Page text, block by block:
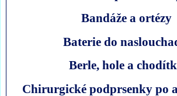
Bandáže a ortézy
Baterie do
Berle, hole a
Chirurgické podprsenky po